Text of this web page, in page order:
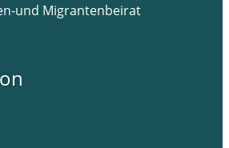
und Migrantenbeirat